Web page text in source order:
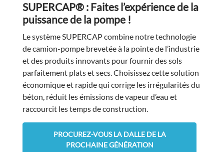
SUPERCAP® : Faites l’expérience de la
puissance de la pompe !
Le système SUPERCAP combine notre technologie
de camion-pompe brevetée à la pointe de l’industrie
et des produits innovants pour fournir des sols
parfaitement plats et secs. Choisissez cette solution
économique et rapide qui corrige les irrégularités du
béton, réduit les émissions de vapeur d’eau et
raccourcit les temps de construction.
PROCUREZ-VOUS LA DALLE DE LA
PROCHAINE GÉNÉRATION